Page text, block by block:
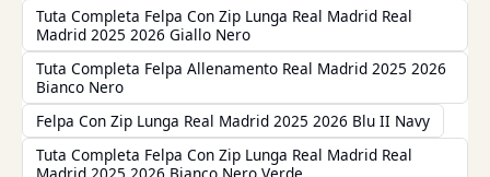
Tuta Completa Felpa Con Zip Lunga Real Madrid Real
Madrid 2025 2026 Giallo Nero
Tuta Completa Felpa Allenamento Real Madrid 2025 2026
Bianco Nero
Felpa Con Zip Lunga Real Madrid 2025 2026 Blu II Navy
Tuta Completa Felpa Con Zip Lunga Real Madrid Real